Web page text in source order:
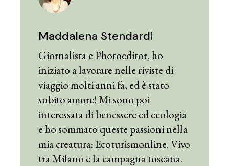
Maddalena Stendardi
Giornalista e Photoeditor, ho
iniziato a lavorare nelle riviste di
viaggio molti anni fa, ed è stato
subito amore! Mi sono poi
interessata di benessere ed ecologia
e ho sommato queste passioni nella
mia creatura: Ecoturismonline. Vivo
tra Milano e la campagna toscana.